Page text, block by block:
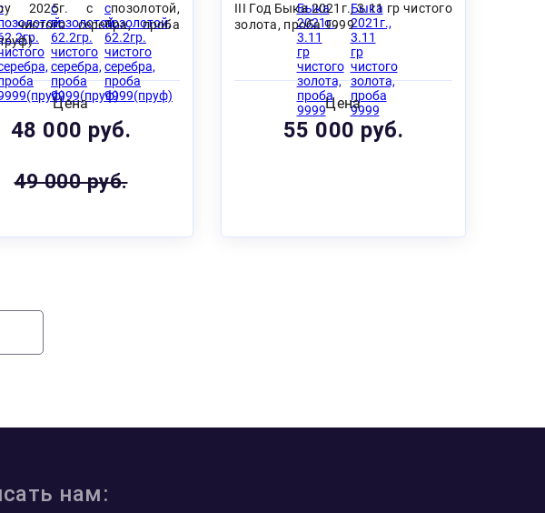
2025г. с позолотой,
чистого серебра, проба
Цена
48 000 руб.
49 000 руб.
III Год Быка 2021г., 3.11 гр чистого
золота, проба 9999
Цена
55 000 руб.
нам: